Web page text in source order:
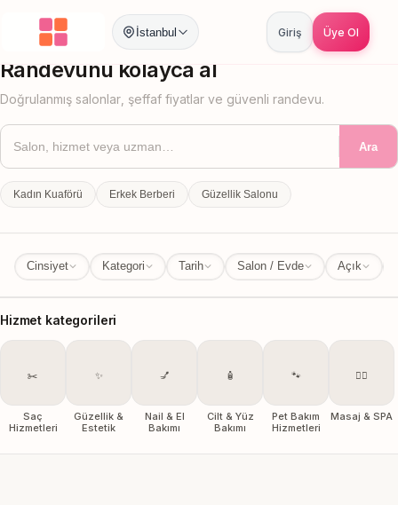
İstanbul Giriş Üye Ol
İstanbul
Randevunu kolayca al
Doğrulanmış salonlar, şeffaf fiyatlar ve güvenli randevu.
Ara
Kadın Kuaförü Erkek Berberi Güzellik Salonu
Cinsiyet Kategori Tarih Salon / Evde Açık
Hizmet kategorileri
✂️
Saç
Hizmetleri
✨
Güzellik &
Estetik
💅
Nail & El
Bakımı
🧴
Cilt & Yüz
Bakımı
🐾
Pet Bakım
Hizmetleri
💆‍♀️
Masaj & SPA